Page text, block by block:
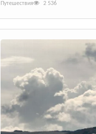
Путешествия 2 536